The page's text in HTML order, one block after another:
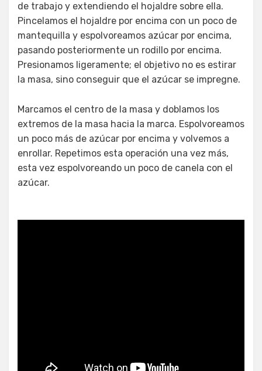
de trabajo y extendiendo el hojaldre sobre ella.
Pincelamos el hojaldre por encima con un poco de
mantequilla y espolvoreamos azúcar por encima,
pasando posteriormente un rodillo por encima.
Presionamos ligeramente; el objetivo no es estirar
la masa, sino conseguir que el azúcar se impregne.
Marcamos el centro de la masa y doblamos los
extremos de la masa hacia la marca. Espolvoreamos
un poco más de azúcar por encima y volvemos a
enrollar. Repetimos esta operación una vez más,
esta vez espolvoreando un poco de canela con el
azúcar.